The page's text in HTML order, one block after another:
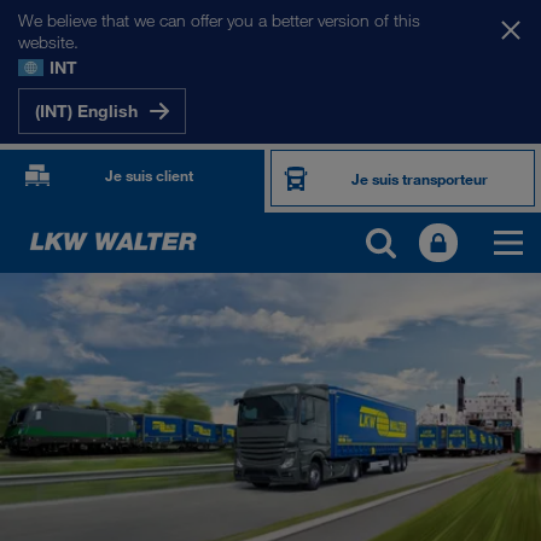
We believe that we can offer you a better version of this
website.
INT
(INT) English
Je suis client Je suis transporteur
PORTFOLIO
Transport routier
Solutions numériques
Transport intermodal